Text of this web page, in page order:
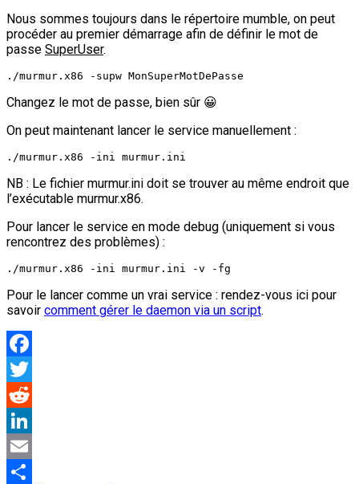
Nous sommes toujours dans le répertoire mumble, on peut
procéder au premier démarrage afin de définir le mot de
passe SuperUser.
./murmur.x86 -supw MonSuperMotDePasse
Changez le mot de passe, bien sûr 😀
On peut maintenant lancer le service manuellement :
./murmur.x86 -ini murmur.ini
NB : Le fichier murmur.ini doit se trouver au même endroit que
l’exécutable murmur.x86.
Pour lancer le service en mode debug (uniquement si vous
rencontrez des problèmes) :
./murmur.x86 -ini murmur.ini -v -fg
Pour le lancer comme un vrai service : rendez-vous ici pour
savoir comment gérer le daemon via un script.
Facebook
Twitter
Reddit
LinkedIn
Email